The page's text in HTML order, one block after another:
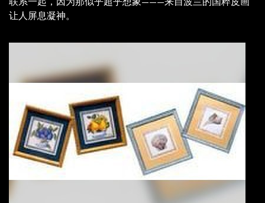
让人屏息凝神。